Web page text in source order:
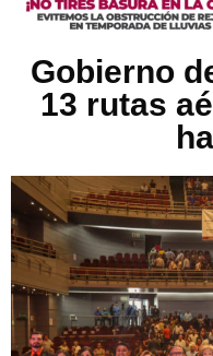
Gobierno
13 rutas